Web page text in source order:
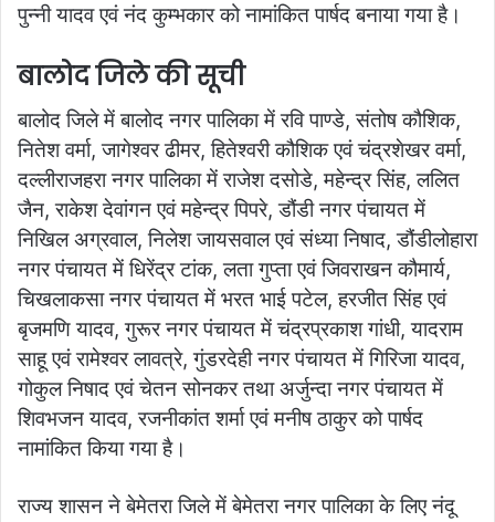
पुन्नी यादव एवं नंद कुम्भकार को नामांकित पार्षद बनाया गया है।
बालोद जिले की सूची
बालोद जिले में बालोद नगर पालिका में रवि पाण्डे, संतोष कौशिक,
नितेश वर्मा, जागेश्वर ढीमर, हितेश्वरी कौशिक एवं चंद्रशेखर वर्मा,
दल्लीराजहरा नगर पालिका में राजेश दसोडे, महेन्द्र सिंह, ललित
जैन, राकेश देवांगन एवं महेन्द्र पिपरे, डौंडी नगर पंचायत में
निखिल अग्रवाल, निलेश जायसवाल एवं संध्या निषाद, डौंडीलोहारा
नगर पंचायत में धिरेंद्र टांक, लता गुप्ता एवं जिवराखन कौमार्य,
चिखलाकसा नगर पंचायत में भरत भाई पटेल, हरजीत सिंह एवं
बृजमणि यादव, गुरूर नगर पंचायत में चंद्रप्रकाश गांधी, यादराम
साहू एवं रामेश्वर लावत्रे, गुंडरदेही नगर पंचायत में गिरिजा यादव,
गोकुल निषाद एवं चेतन सोनकर तथा अर्जुन्दा नगर पंचायत में
शिवभजन यादव, रजनीकांत शर्मा एवं मनीष ठाकुर को पार्षद
नामांकित किया गया है।
राज्य शासन ने बेमेतरा जिले में बेमेतरा नगर पालिका के लिए नंदू